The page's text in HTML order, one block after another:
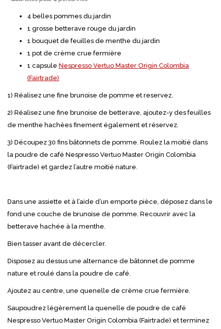
4 belles pommes du jardin
1 grosse betterave rouge du jardin
1 bouquet de feuilles de menthe du jardin
1 pot de crème crue fermière
1 capsule Nespresso Vertuo Master Origin Colombia
(Fairtrade)
1) Réalisez une fine brunoise de pomme et reservez.
2) Réalisez une fine brunoise de betterave, ajoutez-y des feuilles
de menthe hachées finement également et réservez.
3) Découpez 30 fins bâtonnets de pomme. Roulez la moitié dans
la poudre de café Nespresso Vertuo Master Origin Colombia
(Fairtrade) et gardez l’autre moitié nature.
Dans une assiette et à l’aide d’un emporte pièce, déposez dans le
fond une couche de brunoise de pomme. Recouvrir avec la
betterave hachée à la menthe.
Bien tasser avant de décercler.
Disposez au dessus une alternance de bâtonnet de pomme
nature et roulé dans la poudre de café.
Ajoutez au centre, une quenelle de crème crue fermière.
Saupoudrez légèrement la quenelle de poudre de café
Nespresso Vertuo Master Origin Colombia (Fairtrade) et terminez